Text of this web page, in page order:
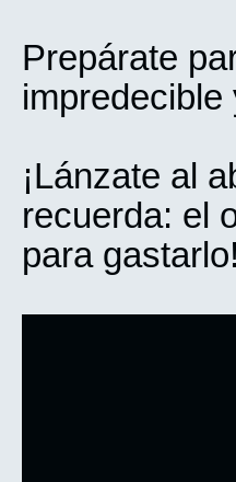
Prepárate
impredecible
¡Lánzate al
recuerda: el
para